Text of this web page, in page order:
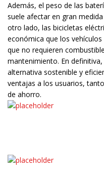
Además, el peso de las
suele afectar en gran
otro lado, las bicicletas
económica que los
que no requieren
mantenimiento. En
alternativa sostenible y
ventajas a los usuarios,
de ahorro.